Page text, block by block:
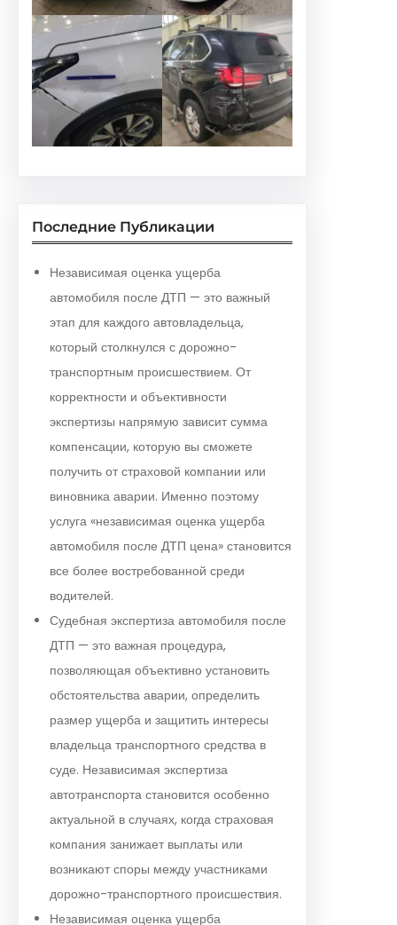
Последние Публикации
Независимая оценка ущерба
автомобиля после ДТП — это важный
этап для каждого автовладельца,
который столкнулся с дорожно-
транспортным происшествием. От
корректности и объективности
экспертизы напрямую зависит сумма
компенсации, которую вы сможете
получить от страховой компании или
виновника аварии. Именно поэтому
услуга «независимая оценка ущерба
автомобиля после ДТП цена» становится
все более востребованной среди
водителей.
Судебная экспертиза автомобиля после
ДТП — это важная процедура,
позволяющая объективно установить
обстоятельства аварии, определить
размер ущерба и защитить интересы
владельца транспортного средства в
суде. Независимая экспертиза
автотранспорта становится особенно
актуальной в случаях, когда страховая
компания занижает выплаты или
возникают споры между участниками
дорожно-транспортного происшествия.
Независимая оценка ущерба